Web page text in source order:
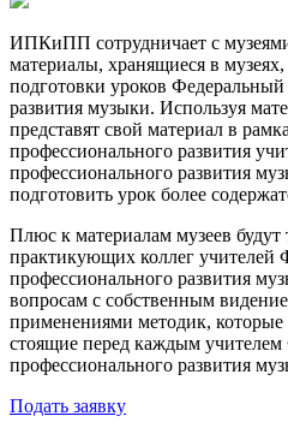
ИПКиПП сотрудничает с
материалы, хранящиеся в
подготовки уроков
развития музыки. Используя
представят свой материал в
профессионального развития
профессионального развития
подготовить урок более
Плюс к материалам музеев
практикующих коллег учителей
профессионального развития
вопросам с собственным
применениями методик, которые
стоящие перед каждым
профессионального развития
Подать заявку